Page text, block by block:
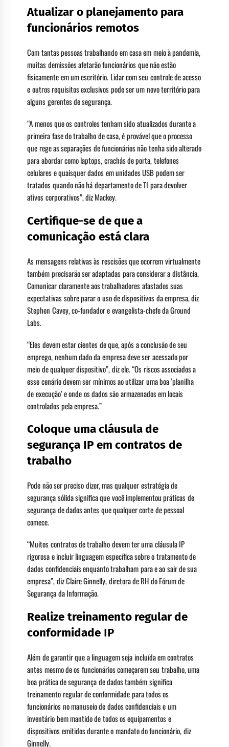
Atualizar o planejamento para
funcionários remotos
Com tantas pessoas trabalhando em casa em meio à pandemia,
muitas demissões afetarão funcionários que não estão
fisicamente em um escritório. Lidar com seu controle de acesso
e outros requisitos exclusivos pode ser um novo território para
alguns gerentes de segurança.
“A menos que os controles tenham sido atualizados durante a
primeira fase do trabalho de casa, é provável que o processo
que rege as separações de funcionários não tenha sido alterado
para abordar como laptops, crachás de porta, telefones
celulares e quaisquer dados em unidades USB podem ser
tratados quando não há departamento de TI para devolver
ativos corporativos”, diz Mackey.
Certifique-se de que a
comunicação está clara
As mensagens relativas às rescisões que ocorrem virtualmente
também precisarão ser adaptadas para considerar a distância.
Comunicar claramente aos trabalhadores afastados suas
expectativas sobre parar o uso de dispositivos da empresa, diz
Stephen Cavey, co-fundador e evangelista-chefe da Ground
Labs.
“Eles devem estar cientes de que, após a conclusão de seu
emprego, nenhum dado da empresa deve ser acessado por
meio de qualquer dispositivo”, diz ele. “Os riscos associados a
esse cenário devem ser mínimos ao utilizar uma boa ‘planilha
de execução’ e onde os dados são armazenados em locais
controlados pela empresa.”
Coloque uma cláusula de
segurança IP em contratos de
trabalho
Pode não ser preciso dizer, mas qualquer estratégia de
segurança sólida significa que você implementou práticas de
segurança de dados antes que qualquer corte de pessoal
comece.
“Muitos contratos de trabalho devem ter uma cláusula IP
rigorosa e incluir linguagem específica sobre o tratamento de
dados confidenciais enquanto trabalham para e ao sair de sua
empresa”, diz Claire Ginnelly, diretora de RH do Fórum de
Segurança da Informação.
Realize treinamento regular de
conformidade IP
Além de garantir que a linguagem seja incluída em contratos
antes mesmo de os funcionários começarem seu trabalho, uma
boa prática de segurança de dados também significa
treinamento regular de conformidade para todos os
funcionários no manuseio de dados confidenciais e um
inventário bem mantido de todos os equipamentos e
dispositivos emitidos durante o mandato do funcionário, diz
Ginnelly.